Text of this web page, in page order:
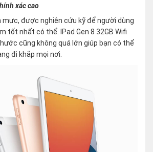
xác cao
được nghiên cứu kỹ để người dùng
tốt nhất có thể. IPad Gen 8 32GB Wifi
cũng không quá lớn giúp bạn có thể
đi khắp mọi nơi.